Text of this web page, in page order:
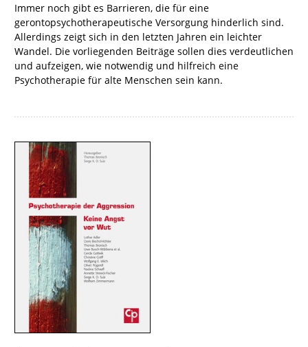
Immer noch gibt es Barrieren, die für eine
gerontopsychotherapeutische Versorgung hinderlich sind.
Allerdings zeigt sich in den letzten Jahren ein leichter
Wandel. Die vorliegenden Beiträge sollen dies verdeutlichen
und aufzeigen, wie notwendig und hilfreich eine
Psychotherapie für alte Menschen sein kann.